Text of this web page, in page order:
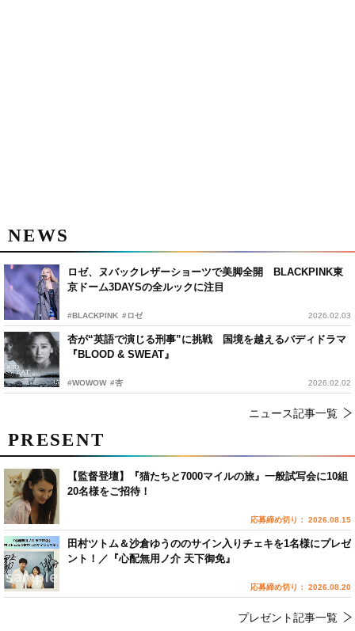
NEWS
ロゼ、ヌバックレザーショーツで美脚全開 BLACKPINK東
京ドーム3DAYSの全ルックに注目
#BLACKPINK #ロゼ 2026.02.03
杏が“英語で演じる刑事”に挑戦 国境を越えるバディドラマ
『BLOOD & SWEAT』
#WOWOW #杏 2026.02.02
ニュース記事一覧
PRESENT
【監督登壇】『猫たちと7000マイルの旅』一般試写会に10組
20名様をご招待！
応募締め切り： 2026.08.15
田村ツトム＆沙倉ゆうののサイン入りチェキを1名様にプレゼ
ント！／『心配無用ノ介 天下御免』
応募締め切り： 2026.08.20
プレゼント記事一覧